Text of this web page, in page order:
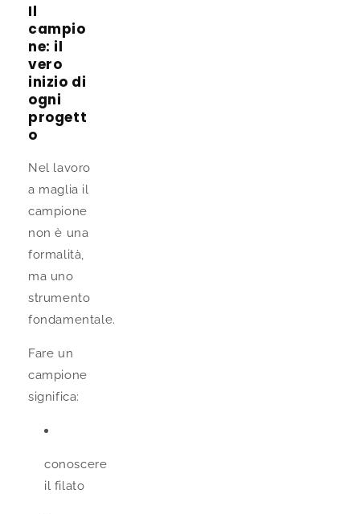
Il
campio
ne: il
vero
inizio di
ogni
progett
o
Nel lavoro
a maglia il
campione
non è una
formalità,
ma uno
strumento
fondamentale.
Fare un
campione
significa:
conoscere
il filato